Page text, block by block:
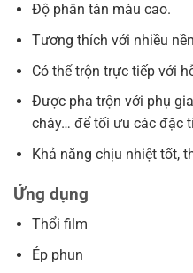
Độ phân tán màu cao.
Tương thích với nhiều
Có thể trộn trực tiếp với
Được pha trộn với phụ
cháy… để tối ưu các đặc
Khả năng chịu nhiệt tốt,
Ứng dụng
Thổi film
Ép phun